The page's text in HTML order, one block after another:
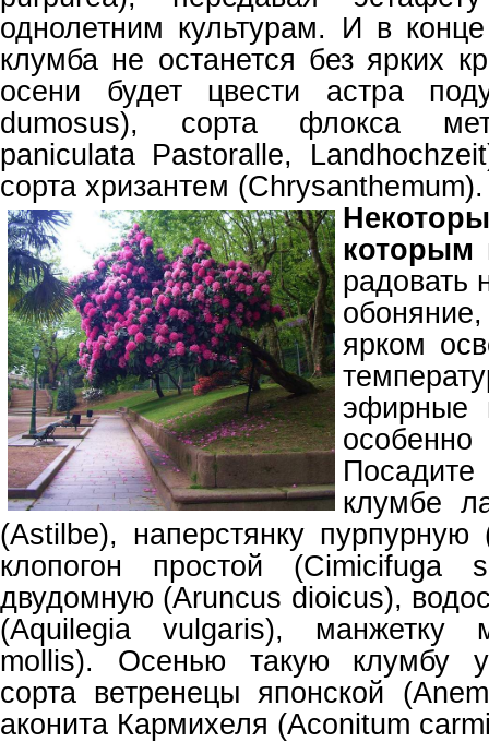
однолетним культурам. И в
клумба не останется без ярких
осени будет цвести астра
dumosus), сорта флокса
paniculata Pastoralle,
сорта хризантем (Chrysanthemum).
которым
радовать
ярком
эфирные
клумбе
(Astilbe), наперстянку
клопогон простой (Cimicifuga
двудомную (Aruncus dioicus),
(Aquilegia vulgaris), манжетку
mollis). Осенью такую клумбу
сорта ветренецы японской
аконита Кармихеля (Aconitum